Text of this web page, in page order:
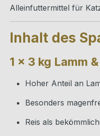
Alleinfuttermittel für
Inhalt des
1 × 3 kg Lamm
Hoher Anteil an
Besonders
Reis als